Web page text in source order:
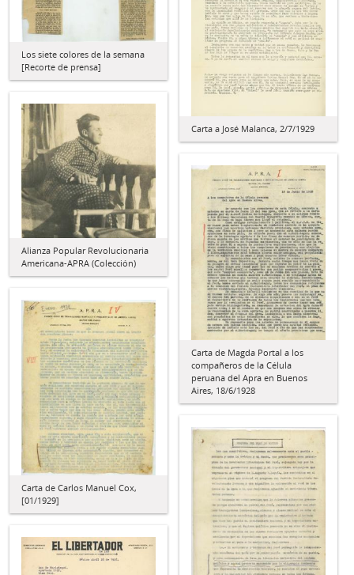
Carta a José Malanca, 2/7/1929
Los siete colores de la semana
[Recorte de prensa]
Alianza Popular Revolucionaria
Americana-APRA (Colección)
Carta de Magda Portal a los
compañeros de la Célula
peruana del Apra en Buenos
Aires, 18/6/1928
Carta de Carlos Manuel Cox,
[01/1929]